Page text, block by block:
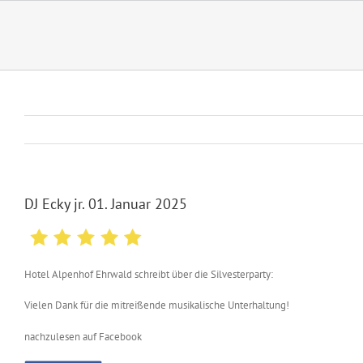
DJ Ecky jr. 01. Januar 2025
Hotel Alpenhof Ehrwald schreibt über die Silvesterparty:
Vielen Dank für die mitreißende musikalische Unterhaltung!
nachzulesen auf Facebook